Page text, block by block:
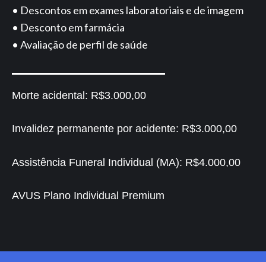
• Descontos em exames laboratoriais e de imagem
• Desconto em farmácia
• Avaliação de perfil de saúde
Morte acidental: R$3.000,00
Invalidez permanente por acidente: R$3.000,00
Assistência Funeral Individual (MA): R$4.000,00
AVUS Plano Individual Premium